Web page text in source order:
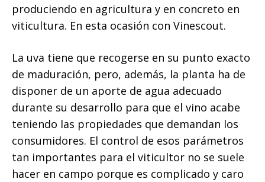
produciendo en agricultura y en concreto en
viticultura. En esta ocasión con Vinescout.
La uva tiene que recogerse en su punto exacto
de maduración, pero, además, la planta ha de
disponer de un aporte de agua adecuado
durante su desarrollo para que el vino acabe
teniendo las propiedades que demandan los
consumidores. El control de esos parámetros
tan importantes para el viticultor no se suele
hacer en campo porque es complicado y caro